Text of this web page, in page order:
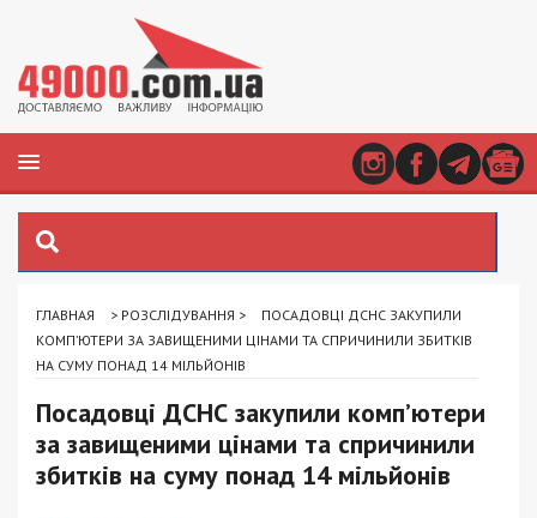
ГЛАВНАЯ > РОЗСЛІДУВАННЯ >
ПОСАДОВЦІ ДСНС ЗАКУПИЛИ
КОМП’ЮТЕРИ ЗА ЗАВИЩЕНИМИ ЦІНАМИ ТА СПРИЧИНИЛИ ЗБИТКІВ
НА СУМУ ПОНАД 14 МІЛЬЙОНІВ
Посадовці ДСНС закупили комп’ютери
за завищеними цінами та спричинили
збитків на суму понад 14 мільйонів